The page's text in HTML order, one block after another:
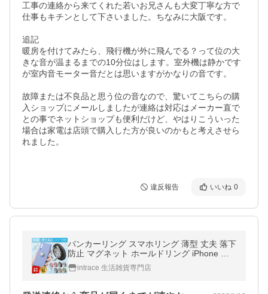
工事の連絡から来てくれた若いお兄さんも大変丁寧な方で
仕事もキチンとして下さいました。ちなみに大阪です。
追記
暖房を付けてみたら、飛行機が外に飛んでる？って位の大
きな音が温まるまでの10分位はします。室外機は静かです
が室内音モーター音だとは思いますがかなりの音です。
故障または不良品と思う位の音なので、驚いてこちらの購
入ショップにメールしましたが連絡は対応はメーカー直で
との事でネットショップも便利だけど、やはりこういった
場合は家電は店頭で購入した方が良いのかもと考えさせら
れました。
違反報告 いいね 0
バンカーリング スマホリング 薄型 丈夫 落下
防止 マグネット ホールドリング iPhone ス
マホスタンド
intrace 生活雑貨専門店